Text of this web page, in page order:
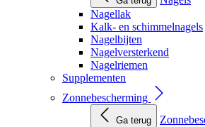
Nagellak
Kalk- en schimmelnagels
Nagelbijten
Nagelversterkend
Nagelriemen
Supplementen
Zonnebescherming
Ga terug